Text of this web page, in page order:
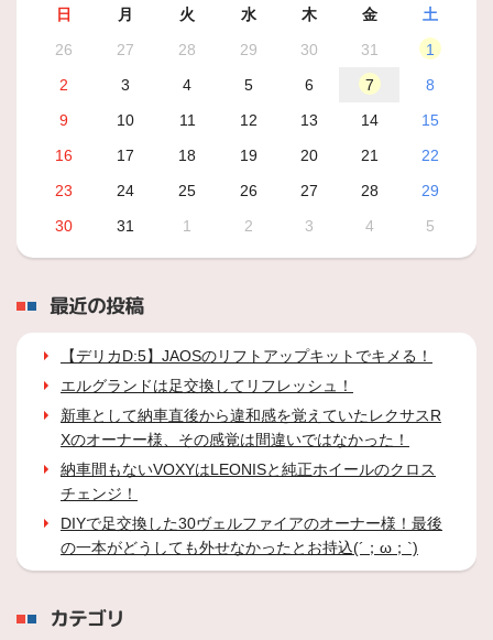
日 月 火 水 木 金
土
26
27 28 29 30 31
1
2
3 4 5 6 7
8
9
10 11 12 13 14
15
16
17 18 19 20 21
22
23
24 25 26 27 28
29
30
31 1 2 3 4 5
最近の投稿
【デリカD:5】JAOSのリフトアップキットでキメる！
エルグランドは足交換してリフレッシュ！
新車として納車直後から違和感を覚えていたレクサスR
Xのオーナー様、その感覚は間違いではなかった！
納車間もないVOXYはLEONISと純正ホイールのクロス
チェンジ！
DIYで足交換した30ヴェルファイアのオーナー様！最後
の一本がどうしても外せなかったとお持込(´；ω；`)
カテゴリ